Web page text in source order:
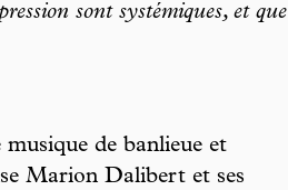
sont systémiques, et que
de banlieue et
Marion Dalibert et ses